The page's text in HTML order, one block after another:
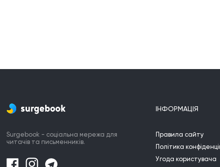
Surgebook - соціальна мережа для
читачів та письменників.
ІНФОРМАЦІЯ
Правила сайту
Політика
Угода користувача